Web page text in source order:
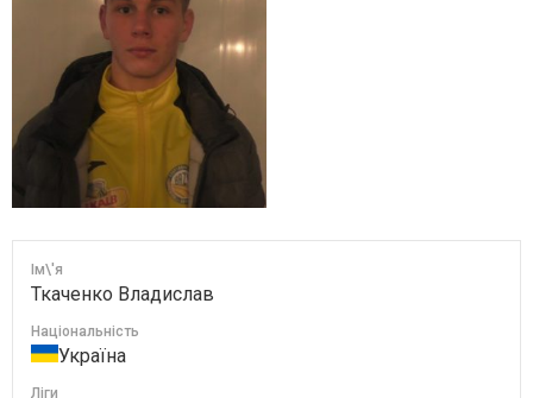
Ім\'я
Ткаченко Владислав
Національність
Україна
Ліги